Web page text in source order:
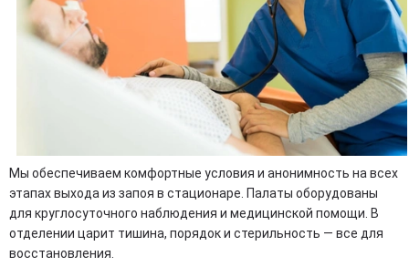
Мы обеспечиваем комфортные условия и анонимность на всех
этапах выхода из запоя в стационаре. Палаты оборудованы
для круглосуточного наблюдения и медицинской помощи. В
отделении царит тишина, порядок и стерильность — все для
восстановления.